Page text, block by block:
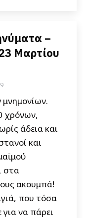
–
Μαρτίου
χρόνων,
άδεια και
και
στα
ακουμπά!
που τόσα
να πάρει